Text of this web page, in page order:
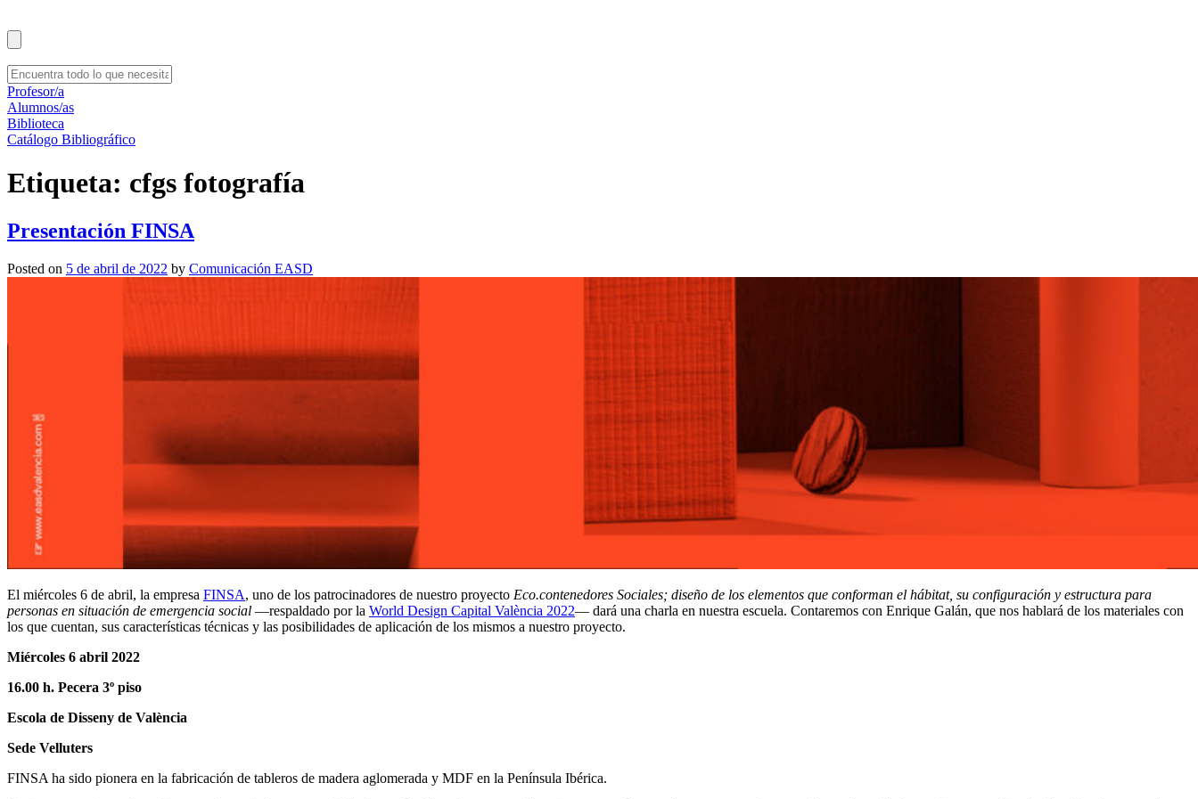
Profesor/a
Alumnos/as
Biblioteca
Catálogo Bibliográfico
Etiqueta: cfgs fotografía
Presentación FINSA
Posted on 5 de abril de 2022 by Comunicación EASD
El miércoles 6 de abril, la empresa FINSA, uno de los patrocinadores de nuestro proyecto Eco.contenedores Sociales; diseño de los elementos que conforman el hábitat, su configuración y estructura para
personas en situación de emergencia social —respaldado por la World Design Capital València 2022— dará una charla en nuestra escuela. Contaremos con Enrique Galán, que nos hablará de los materiales con
los que cuentan, sus características técnicas y las posibilidades de aplicación de los mismos a nuestro proyecto.
Miércoles 6 abril 2022
16.00 h. Pecera 3º piso
Escola de Disseny de València
Sede Velluters
FINSA ha sido pionera en la fabricación de tableros de madera aglomerada y MDF en la Península Ibérica.